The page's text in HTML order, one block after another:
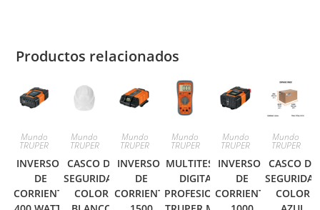
Productos relacionados
Mundo
TRUPER
INVERSOR
DE
CORRIENTE
Mundo
TRUPER
CASCO DE
SEGURIDAD
COLOR
Mundo
TRUPER
INVERSOR
DE
CORRIENTE
Mundo
TRUPER
MULTITESTER
DIGITAL
PROFESIONAL
Mundo
TRUPER
INVERSOR
DE
CORRIENTE
Mundo
TRUPER
CASCO DE
COLOR